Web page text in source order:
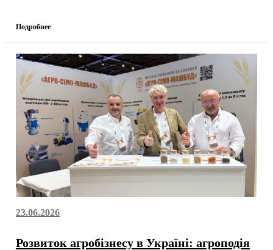
Подробнее
23.06.2026
Розвиток агробізнесу в Україні: агроподія